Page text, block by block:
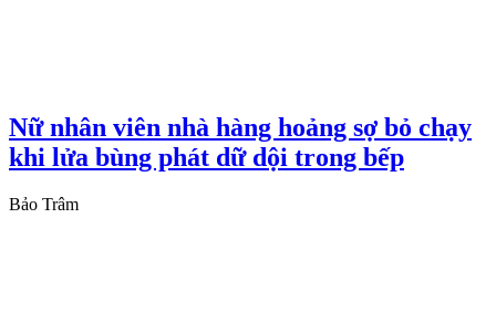
Nữ nhân viên nhà hàng hoảng sợ bỏ chạy
khi lửa bùng phát dữ dội trong bếp
Bảo Trâm